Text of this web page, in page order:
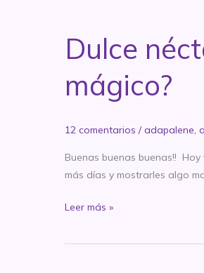
Mes
5
+
Dulce
mágico?
12 comentarios /adapalene,
Buenas buenas buenas!!
más días y mostrarles algo
Dulce
anti-
Leer más »